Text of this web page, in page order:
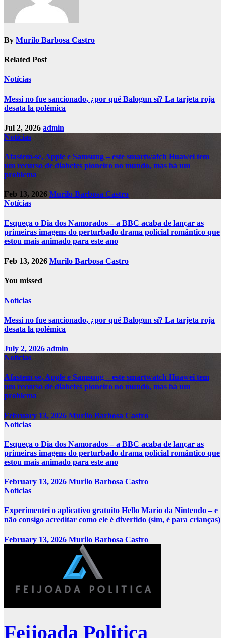
By Murilo Barbosa Castro
Related Post
Notícias
Messi no fue sancionado, ¿por qué Balogun sí? La tarjeta roja
desata la polémica
Jul 2, 2026 admin
Notícias
Afastem-se, Apple e Samsung – este smartwatch Huawei tem
um recurso de diabetes pioneiro no mundo, mas há um
problema
Feb 13, 2026 Murilo Barbosa Castro
Notícias
Esqueça o Dia dos Namorados – a BBC acaba de lançar as
primeiras imagens do perturbado drama policial romântico que
estou mais animado para este ano
Feb 13, 2026 Murilo Barbosa Castro
You missed
Notícias
Messi no fue sancionado, ¿por qué Balogun sí? La tarjeta roja
desata la polémica
July 2, 2026 admin
Notícias
Afastem-se, Apple e Samsung – este smartwatch Huawei tem
um recurso de diabetes pioneiro no mundo, mas há um
problema
February 13, 2026 Murilo Barbosa Castro
Notícias
Esqueça o Dia dos Namorados – a BBC acaba de lançar as
primeiras imagens do perturbado drama policial romântico que
estou mais animado para este ano
February 13, 2026 Murilo Barbosa Castro
Notícias
Experimentei o aplicativo gratuito Hello Mario da Nintendo – e
não consigo acreditar como ele é divertido (sim, é para crianças)
February 13, 2026 Murilo Barbosa Castro
Feijoada Politica